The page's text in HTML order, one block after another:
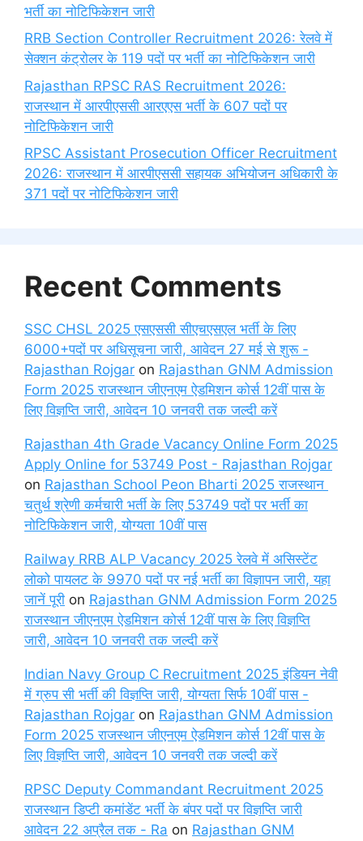
भर्ती का नोटिफिकेशन जारी
RRB Section Controller Recruitment 2026: रेलवे में
सेक्शन कंट्रोलर के 119 पदों पर भर्ती का नोटिफिकेशन जारी
Rajasthan RPSC RAS Recruitment 2026:
राजस्थान में आरपीएससी आरएएस भर्ती के 607 पदों पर
नोटिफिकेशन जारी
RPSC Assistant Prosecution Officer Recruitment
2026: राजस्थान में आरपीएससी सहायक अभियोजन अधिकारी के
371 पदों पर नोटिफिकेशन जारी
Recent Comments
SSC CHSL 2025 एसएससी सीएचएसएल भर्ती के लिए
6000+पदों पर अधिसूचना जारी, आवेदन 27 मई से शुरू -
Rajasthan Rojgar on Rajasthan GNM Admission
Form 2025 राजस्थान जीएनएम ऐडमिशन कोर्स 12वीं पास के
लिए विज्ञप्ति जारी, आवेदन 10 जनवरी तक जल्दी करें
Rajasthan 4th Grade Vacancy Online Form 2025
Apply Online for 53749 Post - Rajasthan Rojgar
on Rajasthan School Peon Bharti 2025 राजस्थान
चतुर्थ श्रेणी कर्मचारी भर्ती के लिए 53749 पदों पर भर्ती का
नोटिफिकेशन जारी, योग्यता 10वीं पास
Railway RRB ALP Vacancy 2025 रेलवे में असिस्टेंट
लोको पायलट के 9970 पदों पर नई भर्ती का विज्ञापन जारी, यहा
जानें पूरी on Rajasthan GNM Admission Form 2025
राजस्थान जीएनएम ऐडमिशन कोर्स 12वीं पास के लिए विज्ञप्ति
जारी, आवेदन 10 जनवरी तक जल्दी करें
Indian Navy Group C Recruitment 2025 इंडियन नेवी
में ग्रुप सी भर्ती की विज्ञप्ति जारी, योग्यता सिर्फ 10वीं पास -
Rajasthan Rojgar on Rajasthan GNM Admission
Form 2025 राजस्थान जीएनएम ऐडमिशन कोर्स 12वीं पास के
लिए विज्ञप्ति जारी, आवेदन 10 जनवरी तक जल्दी करें
RPSC Deputy Commandant Recruitment 2025
राजस्थान डिप्टी कमांडेंट भर्ती के बंपर पदों पर विज्ञप्ति जारी
आवेदन 22 अप्रैल तक - Ra on Rajasthan GNM